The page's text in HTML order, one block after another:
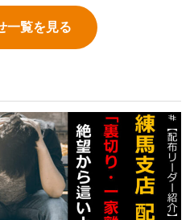
一覧を見る